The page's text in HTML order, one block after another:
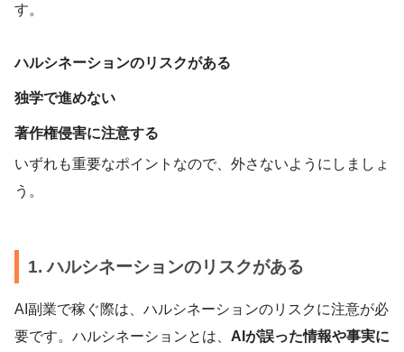
す。
ハルシネーションのリスクがある
独学で進めない
著作権侵害に注意する
いずれも重要なポイントなので、外さないようにしましょ
う。
1. ハルシネーションのリスクがある
AI副業で稼ぐ際は、ハルシネーションのリスクに注意が必
要です。ハルシネーションとは、 AIが誤った情報や事実に